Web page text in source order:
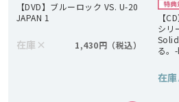
【DVD】ブルーロック VS. U-20
JAPAN 1
在庫 × 1,430円
【
シリ
る。
在庫